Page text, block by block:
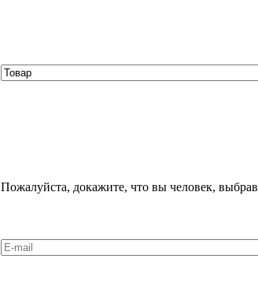
Пожалуйста, докажите, что вы человек, выбрав